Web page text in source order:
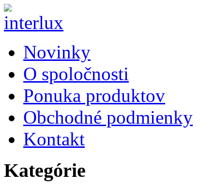
Novinky
O spoločnosti
Ponuka produktov
Obchodné podmienky
Kontakt
Kategórie